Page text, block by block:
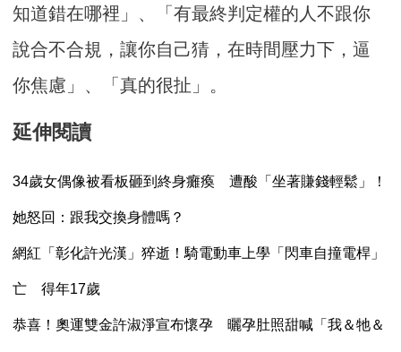
知道錯在哪裡」、「有最終判定權的人不跟你
說合不合規，讓你自己猜，在時間壓力下，逼
你焦慮」、「真的很扯」。
延伸閱讀
34歲女偶像被看板砸到終身癱瘓 遭酸「坐著賺錢輕鬆」！
她怒回：跟我交換身體嗎？
網紅「彰化許光漢」猝逝！騎電動車上學「閃車自撞電桿」
亡 得年17歲
恭喜！奧運雙金許淑淨宣布懷孕 曬孕肚照甜喊「我＆牠＆